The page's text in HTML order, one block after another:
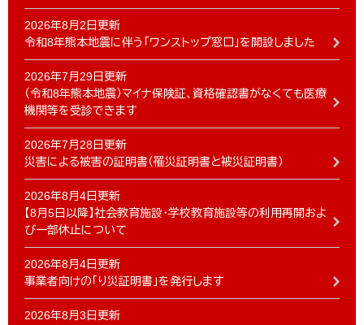
2026年8月2日更新
令和8年熊本地震に伴う「ワンストップ窓口」を開設しました
2026年7月29日更新
（令和8年熊本地震）マイナ保険証、資格確認書がなくても医療
機関等を受診できます
2026年7月28日更新
災害による被害の証明書（罹災証明書と被災証明書）
2026年8月4日更新
【8月5日以降】社会教育施設・学校教育施設等の利用再開およ
び一部休止について
2026年8月4日更新
事業者向けの「り災証明書」を発行します
2026年8月3日更新